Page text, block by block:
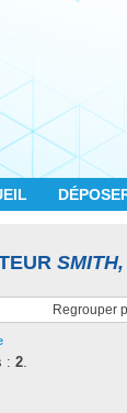
Regrouper
: 2.